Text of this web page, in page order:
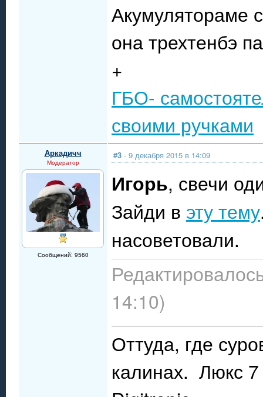
Акумулятораме
она трехтенбэ
+
ГБО-
своими ручками
Аркадичч
Модератор
Сообщений: 9560
#3 - 9 декабря 2015 в 14:09
Игорь, свечи
Зайди в эту тему
насоветовали.
14:10)
Оттуда, где
калинах. Люкс